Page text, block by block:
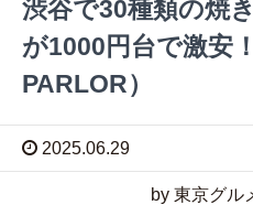
渋谷で30種類の焼
が1000円台で激安
PARLOR）
2025.06.29
by 東京グル